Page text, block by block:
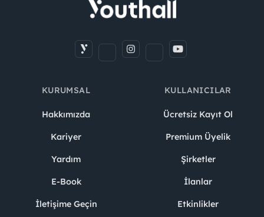
KURUMSAL
Hakkımızda
Kariyer
Yardım
E-Book
İletişime Geçin
KULLANICILAR
Ücretsiz Kayıt Ol
Premium Üyelik
Şirketler
İlanlar
Etkinlikler